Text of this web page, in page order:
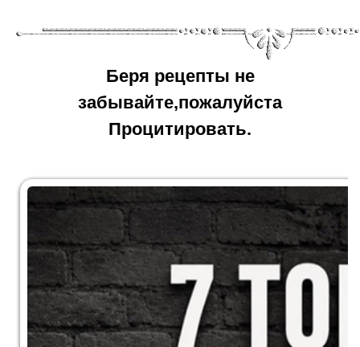
Беря рецепты не
забывайте,пожалуйста
Процитировать.